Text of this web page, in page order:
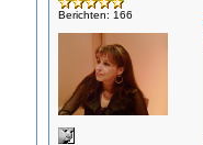
Berichten: 166